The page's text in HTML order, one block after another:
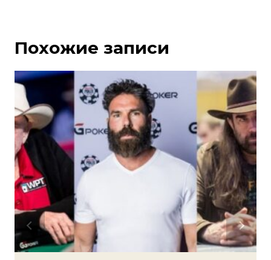
Похожие записи